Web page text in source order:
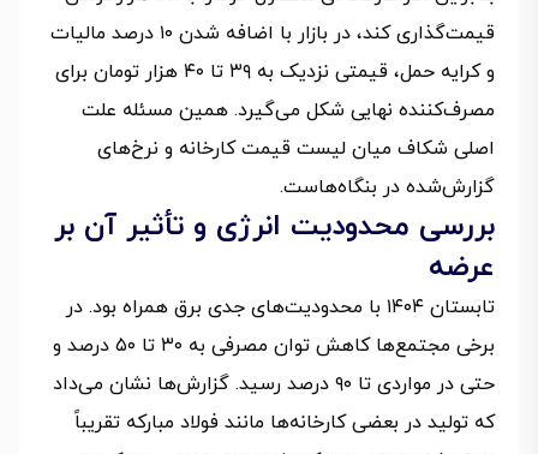
قیمت‌گذاری کند، در بازار با اضافه شدن ۱۰ درصد مالیات
و کرایه حمل، قیمتی نزدیک به ۳۹ تا ۴۰ هزار تومان برای
مصرف‌کننده نهایی شکل می‌گیرد. همین مسئله علت
اصلی شکاف میان لیست قیمت کارخانه و نرخ‌های
گزارش‌شده در بنگاه‌هاست.
بررسی محدودیت انرژی و تأثیر آن بر
عرضه
تابستان ۱۴۰۴ با محدودیت‌های جدی برق همراه بود. در
برخی مجتمع‌ها کاهش توان مصرفی به ۳۰ تا ۵۰ درصد و
حتی در مواردی تا ۹۰ درصد رسید. گزارش‌ها نشان می‌داد
که تولید در بعضی کارخانه‌ها مانند فولاد مبارکه تقریباً